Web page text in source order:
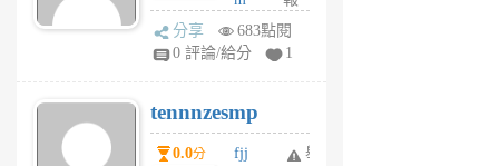
sg
sr
6
個
月
分享
683點閱
0 評論/給分
1
tennnzesmp
0.0分
fjj
舉